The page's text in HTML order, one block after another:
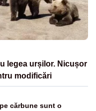
legea urșilor. Nicușor
modificări
cărbune sunt o